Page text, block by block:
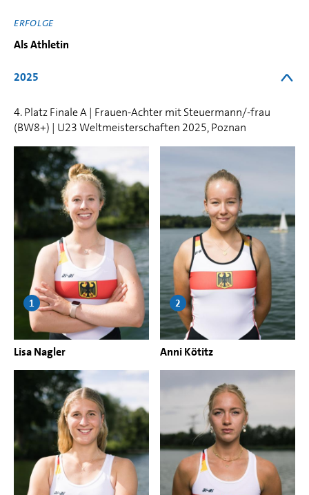
ERFOLGE
Als Athletin
2025
4. Platz Finale A | Frauen-Achter mit Steuermann/-frau
(BW8+) | U23 Weltmeisterschaften 2025, Poznan
Lisa Nagler
1
Anni Kötitz
2